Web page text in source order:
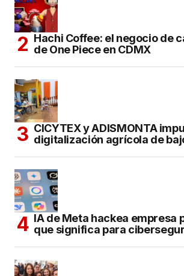
Hachi Coffee: el negocio de
de One Piece en CDMX
CICYTEX y ADISMONTA
digitalización agrícola de
IA de Meta hackea empresa
que significa para